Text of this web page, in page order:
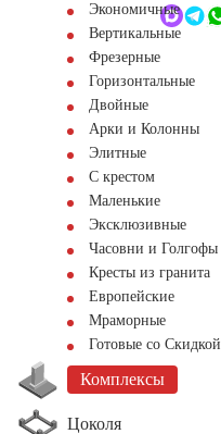
Обратный звонокЭкономичные
Вертикальные
Фрезерные
Горизонтальные
Двойные
Арки и Колонны
Элитные
С крестом
Маленькие
Эксклюзивные
Часовни и Голгофы
Кресты из гранита
Европейские
Мраморные
Готовые со Скидкой
Комплексы
Цоколя